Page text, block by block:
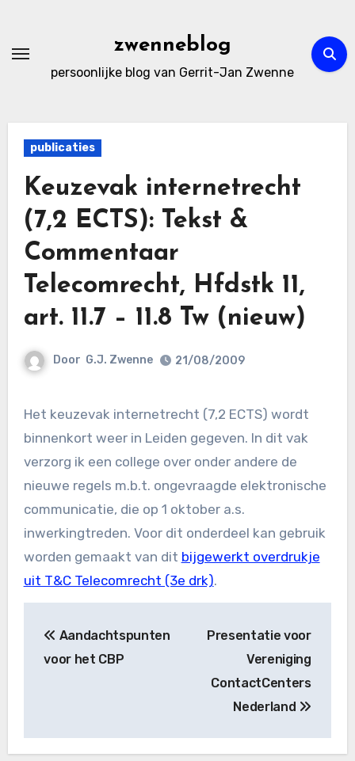
de
zwenneblog
persoonlijke blog van Gerrit-Jan Zwenne
publicaties
Keuzevak internetrecht
(7,2 ECTS): Tekst &
Commentaar
Telecomrecht, Hfdstk 11,
art. 11.7 – 11.8 Tw (nieuw)
Door G.J. Zwenne 21/08/2009
Het keuzevak internetrecht (7,2 ECTS) wordt
binnenkort weer in Leiden gegeven. In dit vak
verzorg ik een college over onder andere de
nieuwe regels m.b.t. ongevraagde elektronische
communicatie, die op 1 oktober a.s.
inwerkingtreden. Voor dit onderdeel kan gebruik
worden gemaakt van dit bijgewerkt overdrukje
uit T&C Telecomrecht (3e drk).
navigatie
Aandachtspunten
voor het CBP
Presentatie voor
Vereniging
ContactCenters
Nederland